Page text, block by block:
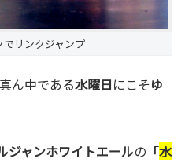
リンクジャンプ
ん中である水曜日にこそゆ
ジャンホワイトエールの 「水